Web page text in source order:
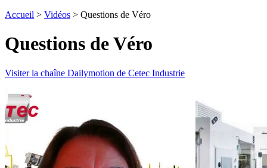
Accueil > Vidéos > Questions de Véro
Questions de Véro
Visiter la chaîne Dailymotion de Cetec Industrie